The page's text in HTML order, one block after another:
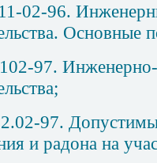
02-96.
Основные
97. Инженерно-
97.
и радона на